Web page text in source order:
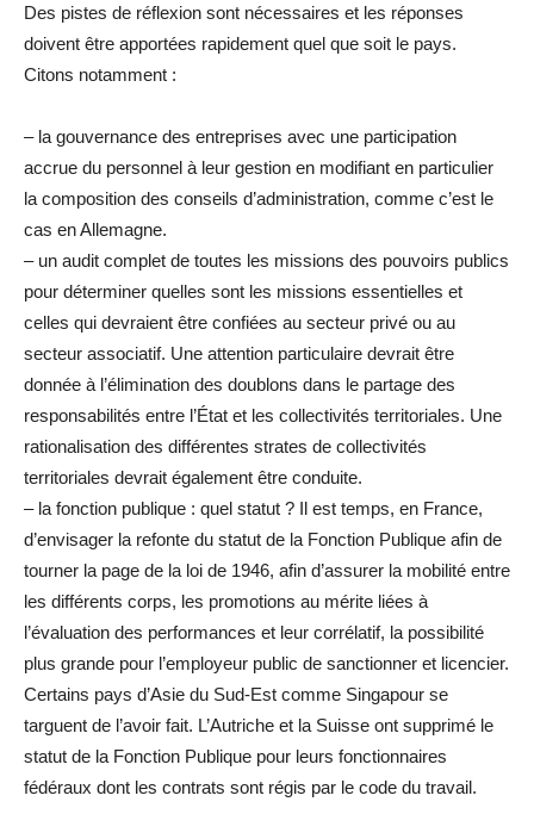
Des pistes de réflexion sont nécessaires et les réponses
doivent être apportées rapidement quel que soit le pays.
Citons notamment :
– la gouvernance des entreprises avec une participation
accrue du personnel à leur gestion en modifiant en particulier
la composition des conseils d’administration, comme c’est le
cas en Allemagne.
– un audit complet de toutes les missions des pouvoirs publics
pour déterminer quelles sont les missions essentielles et
celles qui devraient être confiées au secteur privé ou au
secteur associatif. Une attention particulaire devrait être
donnée à l’élimination des doublons dans le partage des
responsabilités entre l’État et les collectivités territoriales. Une
rationalisation des différentes strates de collectivités
territoriales devrait également être conduite.
– la fonction publique : quel statut ? Il est temps, en France,
d’envisager la refonte du statut de la Fonction Publique afin de
tourner la page de la loi de 1946, afin d’assurer la mobilité entre
les différents corps, les promotions au mérite liées à
l’évaluation des performances et leur corrélatif, la possibilité
plus grande pour l’employeur public de sanctionner et licencier.
Certains pays d’Asie du Sud-Est comme Singapour se
targuent de l’avoir fait. L’Autriche et la Suisse ont supprimé le
statut de la Fonction Publique pour leurs fonctionnaires
fédéraux dont les contrats sont régis par le code du travail.